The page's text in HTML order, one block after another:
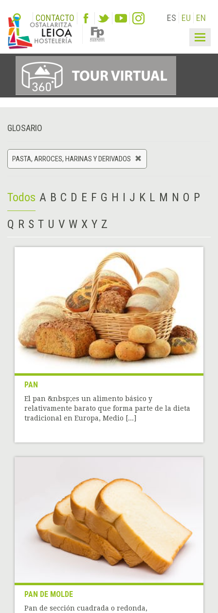
CONTACTO ES EU EN
GLOSARIO
PASTA, ARROCES, HARINAS Y DERIVADOS
Todos A B C D E F G H I J K L M N O P
Q R S T U V W X Y Z
PAN
El pan &nbsp;es un alimento básico y
relativamente barato que forma parte de la dieta
tradicional en Europa, Medio [...]
PAN DE MOLDE
Pan de sección cuadrada o redonda,